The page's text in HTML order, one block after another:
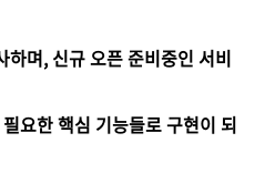
며, 신규 오픈 준비중인 서비
요한 핵심 기능들로 구현이 되